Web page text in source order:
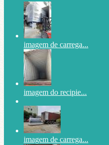
imagem de carrega...
imagem do recipie...
imagem de carrega...